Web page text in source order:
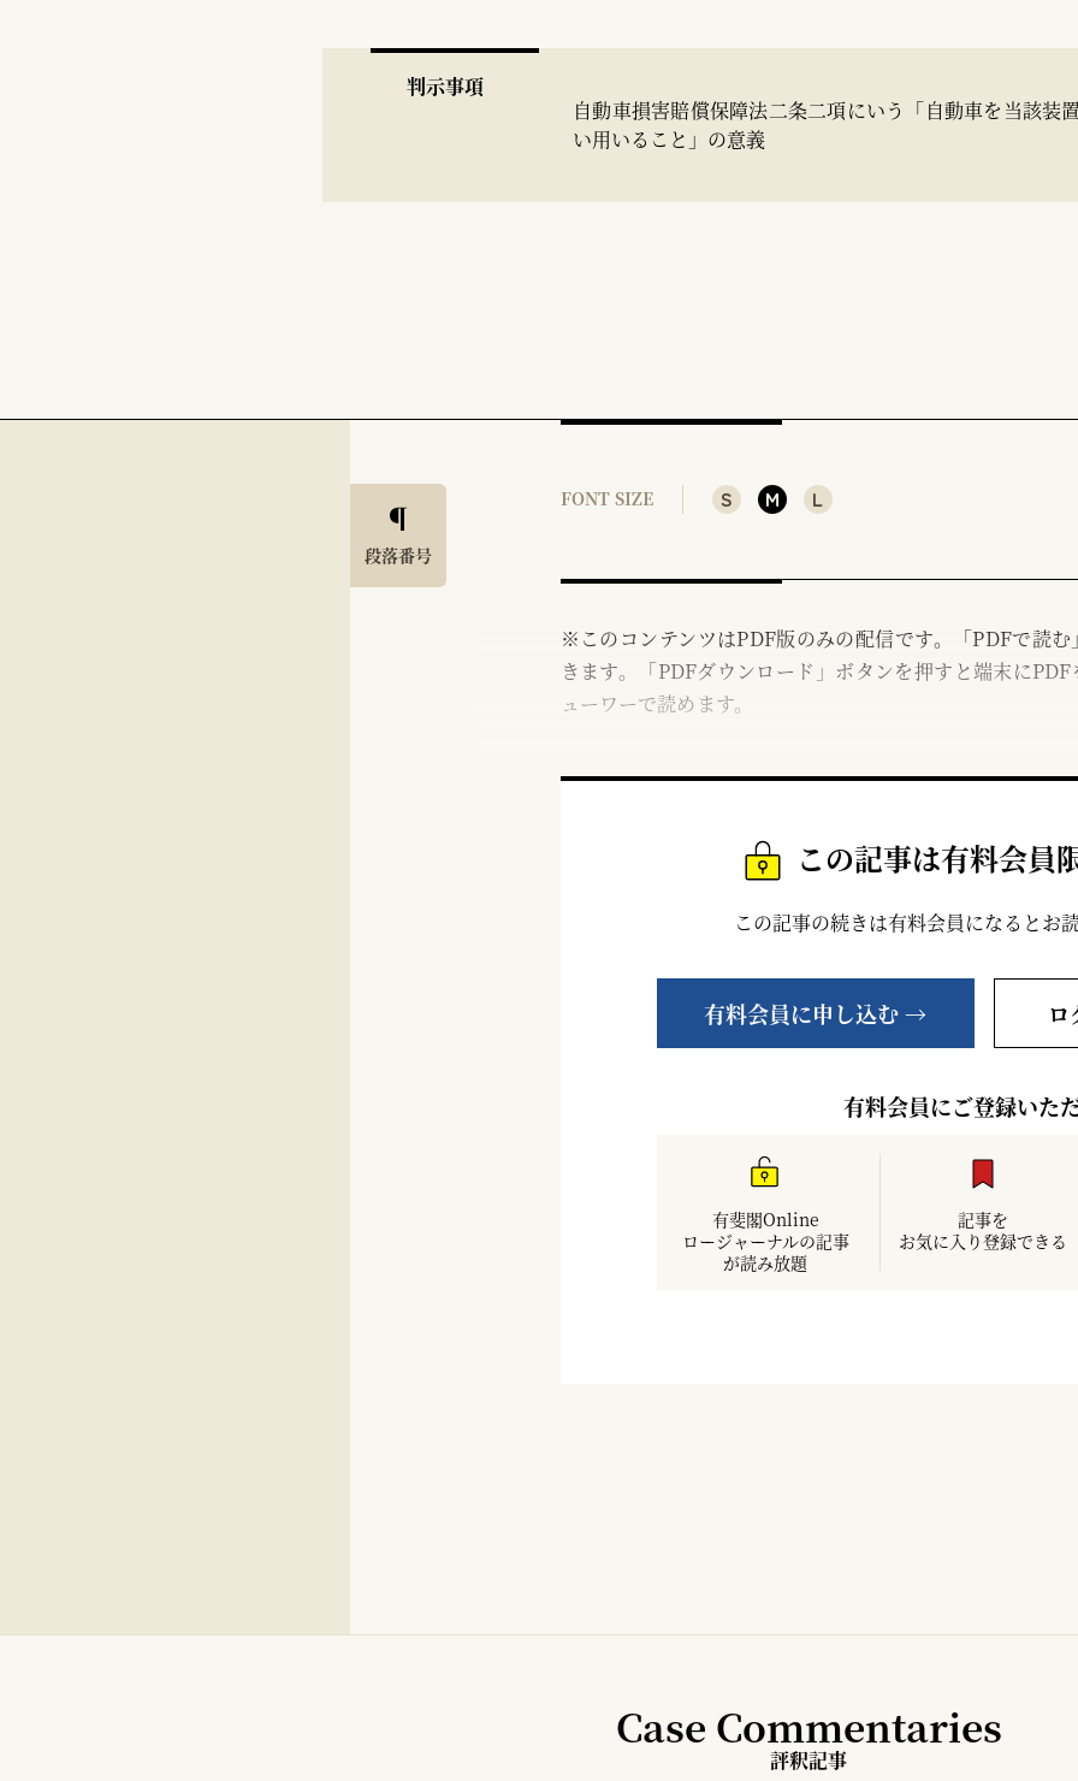
判示事項
自動車損害賠償保障法二条二項にいう「自動車を当該装
い用いること」の意義
段落番号
FONT SIZE S M L
※このコンテンツはPDF版のみの配信です。「PDFで読
きます。「PDFダウンロード」ボタンを押すと端末に
ューワーで読めます。
この記事は有料会員
この記事の続きは有料会員になるとお
有料会員に申し込む → ロ
有料会員にご登録いた
有斐閣Online
ロージャーナルの記事
が読み放題
記事を
お気に入り登録できる
Case Commentaries
評釈記事